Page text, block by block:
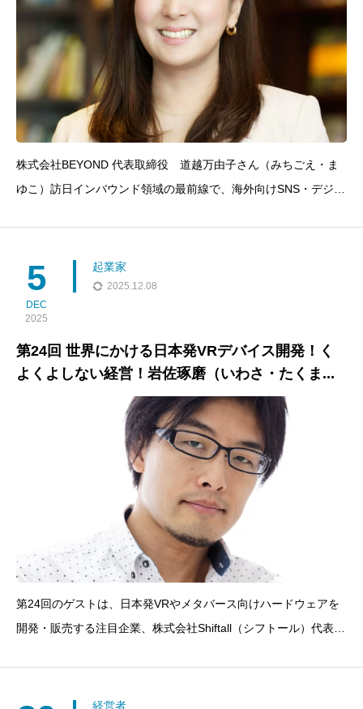
株式会社BEYOND 代表取締役 道越万由子さん（みちごえ・ま
ゆこ）訪日インバウンド領域の最前線で、海外向けSNS・デジタ
届ける予約プラットフォーム「Origami Concierge
5
DEC
2025
起業家
2025.12.08
第24回 世界にかける日本発VRデバイス開発！く
よくよしない経営！岩佐琢磨（いわさ・たくま...
第24回のゲストは、日本発VRやメタバース向けハードウェアを
開発・販売する注目企業、株式会社Shiftall（シフトール）代表取
ザーに愛される製品を送り出すリーダーに
経営者